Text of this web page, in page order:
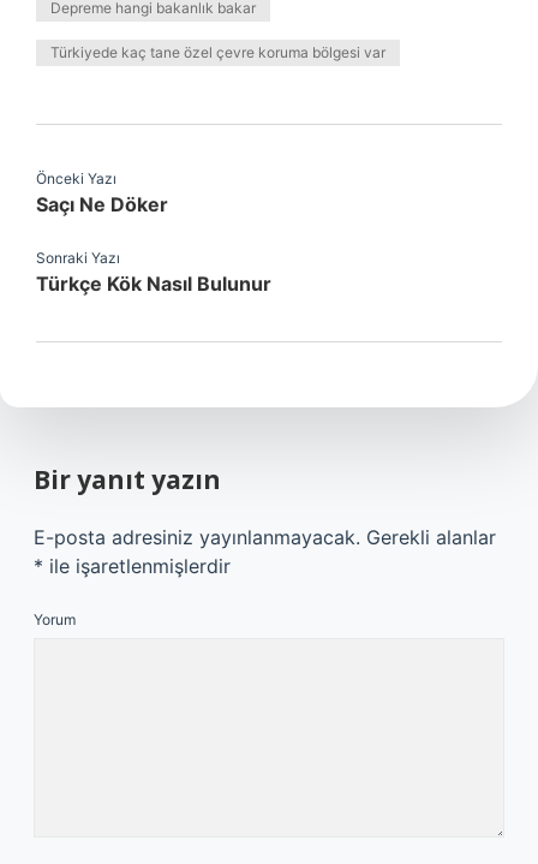
Depreme hangi bakanlık bakar
Türkiyede kaç tane özel çevre koruma bölgesi var
Önceki Yazı
Saçı Ne Döker
Sonraki Yazı
Türkçe Kök Nasıl Bulunur
Bir yanıt yazın
E-posta adresiniz yayınlanmayacak. Gerekli alanlar
* ile işaretlenmişlerdir
Yorum